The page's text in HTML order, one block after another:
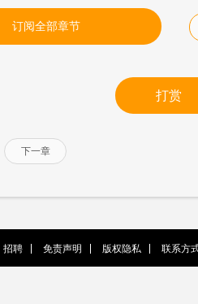
订阅全部章节
打赏
下一章
招聘 免责声明 版权隐私 联系方